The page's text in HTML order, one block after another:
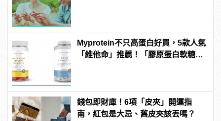
Myprotein不只高蛋白好買，5款人氣
「維他命」推薦！「膠原蛋白軟糖」
錢包即財庫！6項「皮夾」開運指
南，紅包是大忌、舊皮夾該丟嗎？